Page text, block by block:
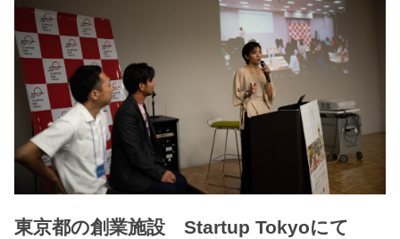
東京都の創業施設 Startup Tokyoにて